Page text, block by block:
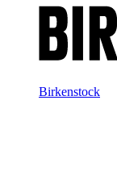
Birkenstock